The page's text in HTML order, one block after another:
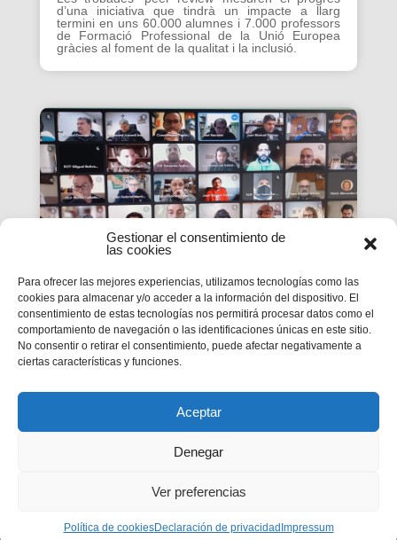
Gestionar el consentimiento de
las cookies
Para ofrecer las mejores experiencias, utilizamos tecnologías como las
cookies para almacenar y/o acceder a la información del dispositivo. El
consentimiento de estas tecnologías nos permitirá procesar datos como el
comportamiento de navegación o las identificaciones únicas en este sitio.
No consentir o retirar el consentimiento, puede afectar negativamente a
ciertas características y funciones.
Aceptar
Denegar
Ver preferencias
Política de cookiesDeclaración de privacidad Impressum
d’una iniciativa que tindrà un impacte a llarg
termini en uns 60.000 alumnes i 7.000 professors
de Formació Professional de la Unió Europea
gràcies al foment de la qualitat i la inclusió.
La #PasquaSalesiana 2022
inicia el seu camí de
preparació
Tindran lloc durant el mes d’abril.
Privacidad|Aviso legal|Política de cookies